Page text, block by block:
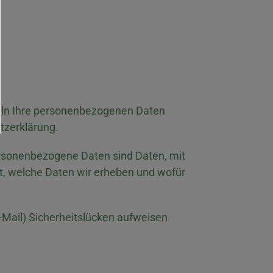
Ihre personenbezogenen Daten
Daten sind Daten, mit
welche Daten wir erheben und wofür
Sicherheitslücken aufweisen